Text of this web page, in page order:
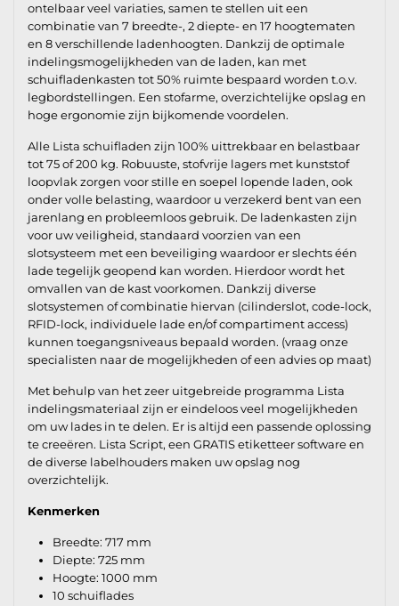
ontelbaar veel variaties, samen te stellen uit een
combinatie van 7 breedte-, 2 diepte- en 17 hoogtematen
en 8 verschillende ladenhoogten. Dankzij de optimale
indelingsmogelijkheden van de laden, kan met
schuifladenkasten tot 50% ruimte bespaard worden t.o.v.
legbordstellingen. Een stofarme, overzichtelijke opslag en
hoge ergonomie zijn bijkomende voordelen.
Alle Lista schuifladen zijn 100% uittrekbaar en belastbaar
tot 75 of 200 kg. Robuuste, stofvrije lagers met kunststof
loopvlak zorgen voor stille en soepel lopende laden, ook
onder volle belasting, waardoor u verzekerd bent van een
jarenlang en probleemloos gebruik. De ladenkasten zijn
voor uw veiligheid, standaard voorzien van een
slotsysteem met een beveiliging waardoor er slechts één
lade tegelijk geopend kan worden. Hierdoor wordt het
omvallen van de kast voorkomen. Dankzij diverse
slotsystemen of combinatie hiervan (cilinderslot, code-lock,
RFID-lock, individuele lade en/of compartiment access)
kunnen toegangsniveaus bepaald worden. (vraag onze
specialisten naar de mogelijkheden of een advies op maat)
Met behulp van het zeer uitgebreide programma Lista
indelingsmateriaal zijn er eindeloos veel mogelijkheden
om uw lades in te delen. Er is altijd een passende oplossing
te creeëren. Lista Script, een GRATIS etiketteer software en
de diverse labelhouders maken uw opslag nog
overzichtelijk.
Kenmerken
Breedte: 717 mm
Diepte: 725 mm
Hoogte: 1000 mm
10 schuiflades